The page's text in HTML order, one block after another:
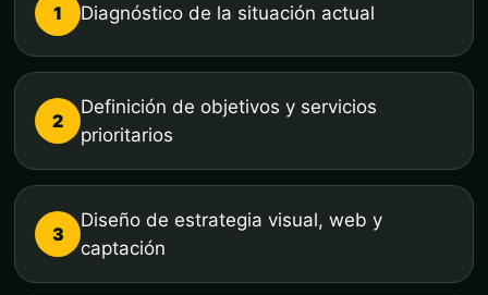
1 Diagnóstico de la situación actual
2
Definición de objetivos y servicios
prioritarios
3
Diseño de estrategia visual, web y
captación